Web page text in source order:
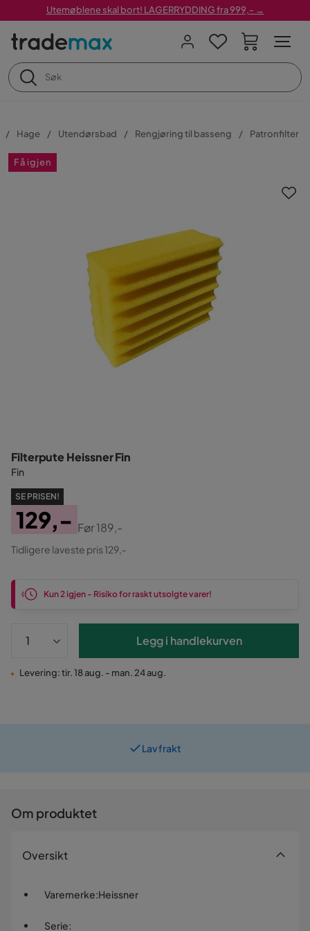
Utemøblene skal bort! LAGERRYDDING fra 999,- →
Hage Utendørsbad Rengjøring til basseng Patronfilter
Få igjen
Filterpute Heissner Fin
Fin
SE PRISEN!
Pris
129,-
Original
Pris
Før189,-
Tidligere laveste pris 129,-
Kun 2 igjen - Risiko for raskt utsolgte varer!
Legg i handlekurven
Levering: tir. 18 aug. - man. 24 aug.
Om produktet
Oversikt
Varemerke:Heissner
Serie: